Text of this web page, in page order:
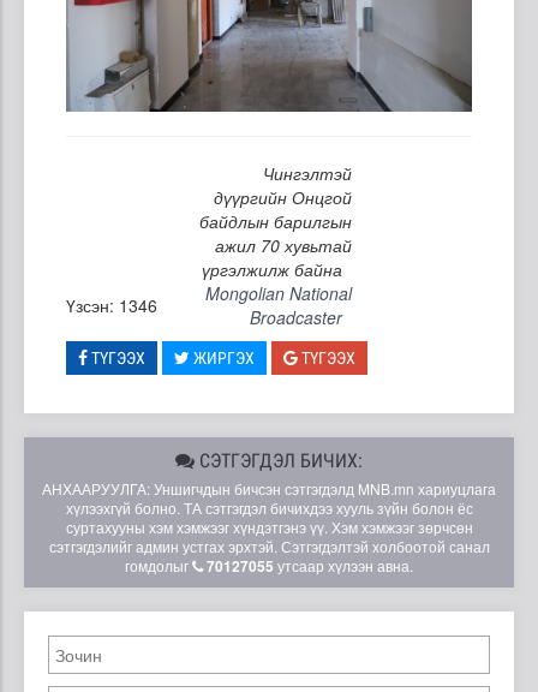
Чингэлтэй
дүүргийн Онцгой
байдлын барилгын
ажил 70 хувьтай
үргэлжилж байна
Үзсэн: 1346
Mongolian National
Broadcaster
ТҮГЭЭХ ЖИРГЭХ ТҮГЭЭХ
СЭТГЭГДЭЛ БИЧИХ:
АНХААРУУЛГА: Уншигчдын бичсэн сэтгэгдэлд MNB.mn хариуцлага
хүлээхгүй болно. ТА сэтгэгдэл бичихдээ хууль зүйн болон ёс
суртахууны хэм хэмжээг хүндэтгэнэ үү. Хэм хэмжээг зөрчсөн
сэтгэгдэлийг админ устгах эрхтэй. Сэтгэгдэлтэй холбоотой санал
гомдолыг
70127055 утсаар хүлээн авна.